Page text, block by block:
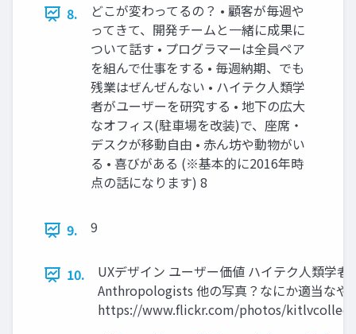
8.
どこが変わってるの？ • 顧客が毎週や
ってきて、開発チームと一緒に成果に
ついて話す • プログラマーは全員ペア
を組んで仕事をする • 毎週納期、でも
残業はぜんぜんない • ハイテク人類学
者がユーザーを研究する • 地下の広大
なオフィス(駐車場を改装)で、座席・
デスクが移動自由 • 赤ん坊や動物がい
る • 喜びがある (※基本的に2016年時
点の話になります) 8
9. 9
10.
UXデザイン ユーザー価値 ハイテク人類学者
Anthropologists 他の写真？なにか適当なや
https://www.flickr.com/photos/